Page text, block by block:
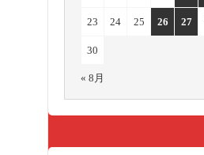
23 24 25 26 27
30
« 8月